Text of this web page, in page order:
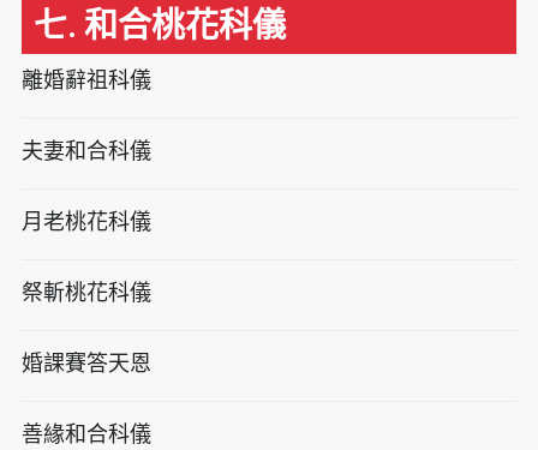
七. 和合桃花科儀
離婚辭祖科儀
夫妻和合科儀
月老桃花科儀
祭斬桃花科儀
婚課賽答天恩
善緣和合科儀